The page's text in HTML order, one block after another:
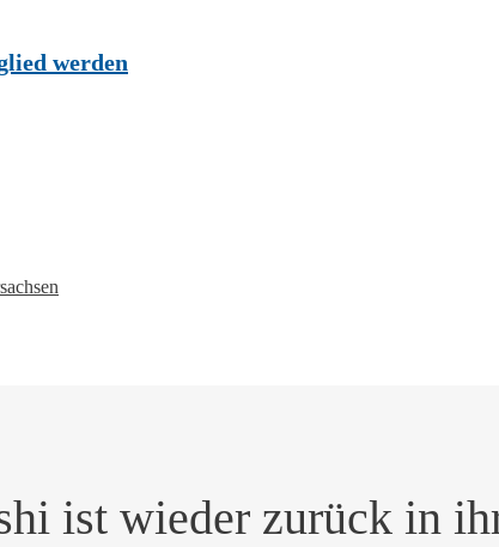
werden
ist wieder zurück in